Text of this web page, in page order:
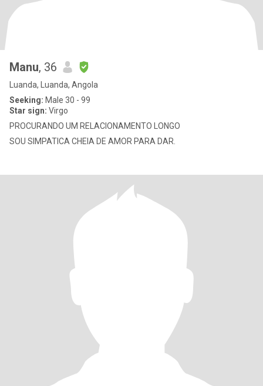
Manu, 36
Luanda, Luanda, Angola
Seeking: Male 30 - 99
Star sign: Virgo
PROCURANDO UM RELACIONAMENTO LONGO
SOU SIMPATICA CHEIA DE AMOR PARA DAR.